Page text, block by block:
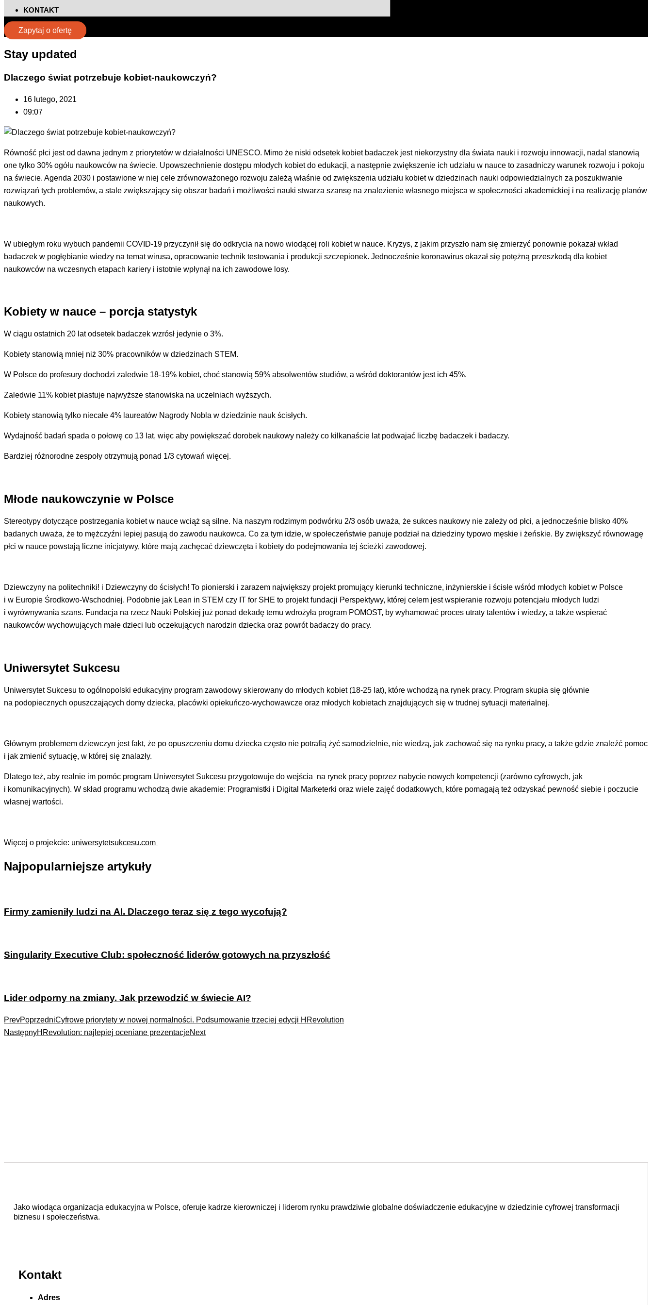
KONTAKT
Zapytaj o ofertę
Stay updated​
Dlaczego świat potrzebuje kobiet-naukowczyń?
16 lutego, 2021
09:07
Równość płci jest od dawna jednym z priorytetów w działalności UNESCO. Mimo że niski odsetek kobiet badaczek jest niekorzystny dla świata nauki i rozwoju innowacji, nadal stanowią
one tylko 30% ogółu naukowców na świecie. Upowszechnienie dostępu młodych kobiet do edukacji, a następnie zwiększenie ich udziału w nauce to zasadniczy warunek rozwoju i pokoju
na świecie. Agenda 2030 i postawione w niej cele zrównoważonego rozwoju zależą właśnie od zwiększenia udziału kobiet w dziedzinach nauki odpowiedzialnych za poszukiwanie
rozwiązań tych problemów, a stale zwiększający się obszar badań i możliwości nauki stwarza szansę na znalezienie własnego miejsca w społeczności akademickiej i na realizację planów
naukowych.
W ubiegłym roku wybuch pandemii COVID-19 przyczynił się do odkrycia na nowo wiodącej roli kobiet w nauce. Kryzys, z jakim przyszło nam się zmierzyć ponownie pokazał wkład
badaczek w pogłębianie wiedzy na temat wirusa, opracowanie technik testowania i produkcji szczepionek. Jednocześnie koronawirus okazał się potężną przeszkodą dla kobiet
naukowców na wczesnych etapach kariery i istotnie wpłynął na ich zawodowe losy.
Kobiety w nauce – porcja statystyk
W ciągu ostatnich 20 lat odsetek badaczek wzrósł jedynie o 3%.
Kobiety stanowią mniej niż 30% pracowników w dziedzinach STEM.
W Polsce do profesury dochodzi zaledwie 18-19% kobiet, choć stanowią 59% absolwentów studiów, a wśród doktorantów jest ich 45%.
Zaledwie 11% kobiet piastuje najwyższe stanowiska na uczelniach wyższych.
Kobiety stanowią tylko niecałe 4% laureatów Nagrody Nobla w dziedzinie nauk ścisłych.
Wydajność badań spada o połowę co 13 lat, więc aby powiększać dorobek naukowy należy co kilkanaście lat podwajać liczbę badaczek i badaczy.
Bardziej różnorodne zespoły otrzymują ponad 1/3 cytowań więcej.
Młode naukowczynie w Polsce
Stereotypy dotyczące postrzegania kobiet w nauce wciąż są silne. Na naszym rodzimym podwórku 2/3 osób uważa, że sukces naukowy nie zależy od płci, a jednocześnie blisko 40%
badanych uważa, że to mężczyźni lepiej pasują do zawodu naukowca. Co za tym idzie, w społeczeństwie panuje podział na dziedziny typowo męskie i żeńskie. By zwiększyć równowagę
płci w nauce powstają liczne inicjatywy, które mają zachęcać dziewczęta i kobiety do podejmowania tej ścieżki zawodowej.
Dziewczyny na politechniki! i Dziewczyny do ścisłych! To pionierski i zarazem największy projekt promujący kierunki techniczne, inżynierskie i ścisłe wśród młodych kobiet w Polsce
i w Europie Środkowo-Wschodniej. Podobnie jak Lean in STEM czy IT for SHE to projekt fundacji Perspektywy, której celem jest wspieranie rozwoju potencjału młodych ludzi
i wyrównywania szans. Fundacja na rzecz Nauki Polskiej już ponad dekadę temu wdrożyła program POMOST, by wyhamować proces utraty talentów i wiedzy, a także wspierać
naukowców wychowujących małe dzieci lub oczekujących narodzin dziecka oraz powrót badaczy do pracy.
Uniwersytet Sukcesu
Uniwersytet Sukcesu to ogólnopolski edukacyjny program zawodowy skierowany do młodych kobiet (18-25 lat), które wchodzą na rynek pracy. Program skupia się głównie
na podopiecznych opuszczających domy dziecka, placówki opiekuńczo-wychowawcze oraz młodych kobietach znajdujących się w trudnej sytuacji materialnej.
Głównym problemem dziewczyn jest fakt, że po opuszczeniu domu dziecka często nie potrafią żyć samodzielnie, nie wiedzą, jak zachować się na rynku pracy, a także gdzie znaleźć pomoc
i jak zmienić sytuację, w której się znalazły.
Dlatego też, aby realnie im pomóc program Uniwersytet Sukcesu przygotowuje do wejścia na rynek pracy poprzez nabycie nowych kompetencji (zarówno cyfrowych, jak
i komunikacyjnych). W skład programu wchodzą dwie akademie: Programistki i Digital Marketerki oraz wiele zajęć dodatkowych, które pomagają też odzyskać pewność siebie i poczucie
własnej wartości.
Więcej o projekcie: uniwersytetsukcesu.com
Najpopularniejsze artykuły
Firmy zamieniły ludzi na AI. Dlaczego teraz się z tego wycofują?
Singularity Executive Club: społeczność liderów gotowych na przyszłość
Lider odporny na zmiany. Jak przewodzić w świecie AI?
PrevPoprzedniCyfrowe priorytety w nowej normalności. Podsumowanie trzeciej edycji HRevolution
NastępnyHRevolution: najlepiej oceniane prezentacjeNext
Jako wiodąca organizacja edukacyjna w Polsce, oferuje kadrze kierowniczej i liderom rynku prawdziwie globalne doświadczenie edukacyjne w dziedzinie cyfrowej transformacji
biznesu i społeczeństwa.
Kontakt
Adres